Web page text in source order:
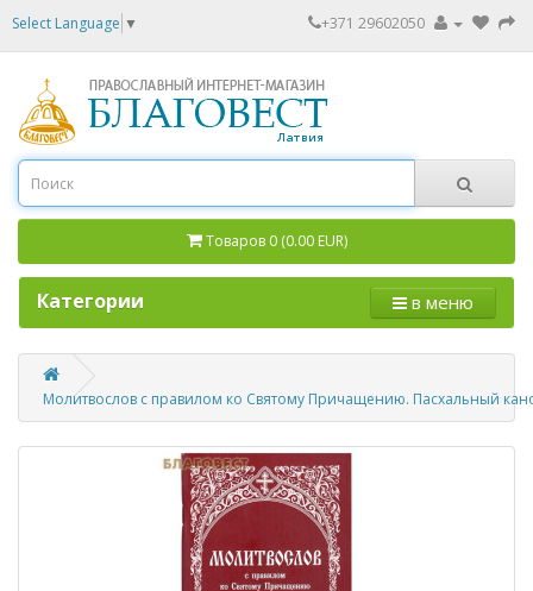
Select Language ▼ +371 29602050
Товаров 0 (0.00 EUR)
Категории в меню
Молитвослов с правилом ко Святому Причащению. Пасхальный